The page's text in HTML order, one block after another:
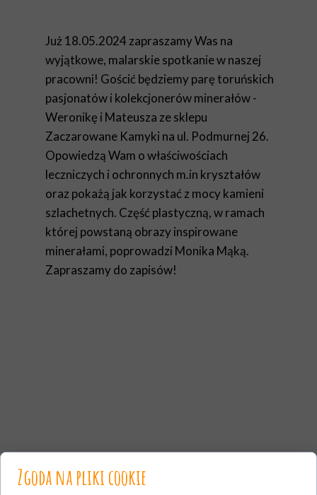
Już 18.05.2024 zapraszamy Was na
wyjątkowe, malarskie spotkanie w naszej
pracowni! Gościć będziemy parę toruńskich
pasjonatów i kolekcjonerów minerałów -
Weronikę i Mateusza ze sklepu
Zaczarowane Kamyki na ul. Podmurnej 26.
Opowiedzą Wam o właściwościach
leczniczych i ochronnych m.in kryształów
oraz pokażą jak korzystać z mocy kamieni
szlachetnych. Część plastyczną, w ramach
której powstaną obrazy inspirowane
minerałami, poprowadzi Monika Mąką.
Zapraszamy do zapisów!
Zgoda na pliki cookie